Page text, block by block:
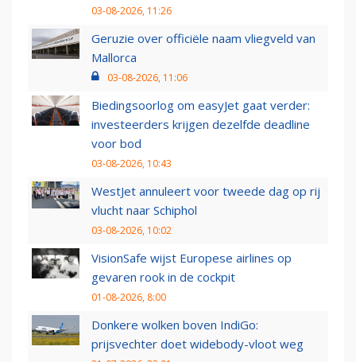
03-08-2026, 11:26
Geruzie over officiële naam vliegveld van
Mallorca
03-08-2026, 11:06
Biedingsoorlog om easyJet gaat verder:
investeerders krijgen dezelfde deadline
voor bod
03-08-2026, 10:43
WestJet annuleert voor tweede dag op rij
vlucht naar Schiphol
03-08-2026, 10:02
VisionSafe wijst Europese airlines op
gevaren rook in de cockpit
01-08-2026, 8:00
Donkere wolken boven IndiGo:
prijsvechter doet widebody-vloot weg